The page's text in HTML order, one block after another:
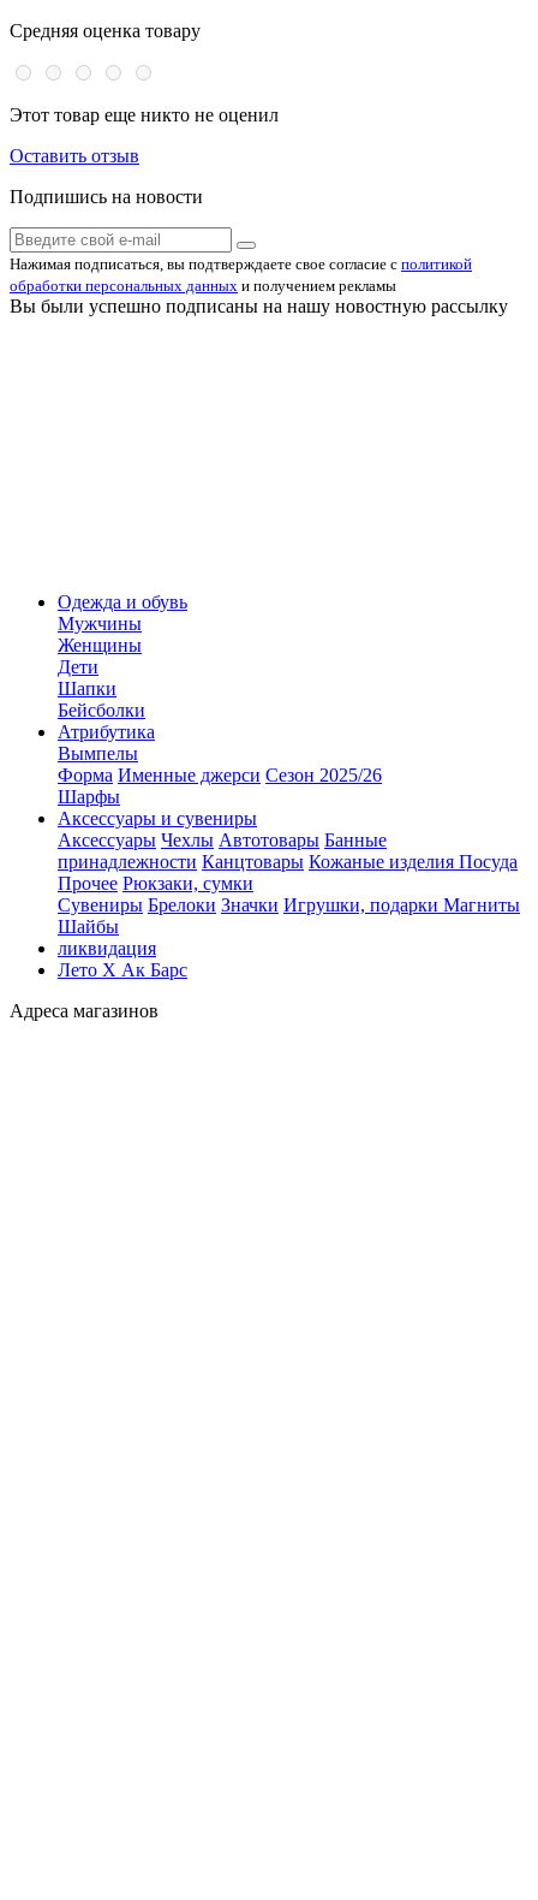
Средняя оценка товару
Этот товар еще никто не оценил
Оставить отзыв
Подпишись на новости
Нажимая подписаться, вы подтверждаете свое согласие с политикой
обработки персональных данных и получением рекламы
Вы были успешно подписаны на нашу новостную рассылку
Одежда и обувь
Мужчины
Женщины
Дети
Шапки
Бейсболки
Атрибутика
Вымпелы
Форма Именные джерси Сезон 2025/26
Шарфы
Аксессуары и сувениры
Аксессуары Чехлы Автотовары Банные
принадлежности Канцтовары Кожаные изделия Посуда
Прочее Рюкзаки, сумки
Сувениры Брелоки Значки Игрушки, подарки Магниты
Шайбы
ликвидация
Лето Х Ак Барс
Адреса магазинов